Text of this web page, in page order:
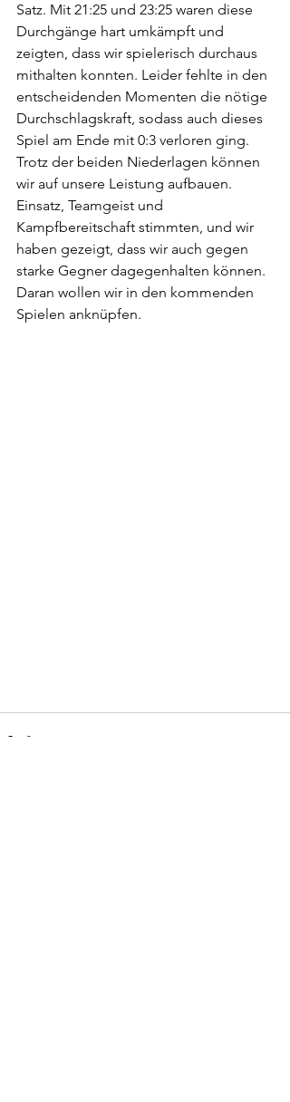
Satz. Mit 21:25 und 23:25 waren diese
Durchgänge hart umkämpft und
zeigten, dass wir spielerisch durchaus
mithalten konnten. Leider fehlte in den
entscheidenden Momenten die nötige
Durchschlagskraft, sodass auch dieses
Spiel am Ende mit 0:3 verloren ging.
Trotz der beiden Niederlagen können
wir auf unsere Leistung aufbauen.
Einsatz, Teamgeist und
Kampfbereitschaft stimmten, und wir
haben gezeigt, dass wir auch gegen
starke Gegner dagegenhalten können.
Daran wollen wir in den kommenden
Spielen anknüpfen.